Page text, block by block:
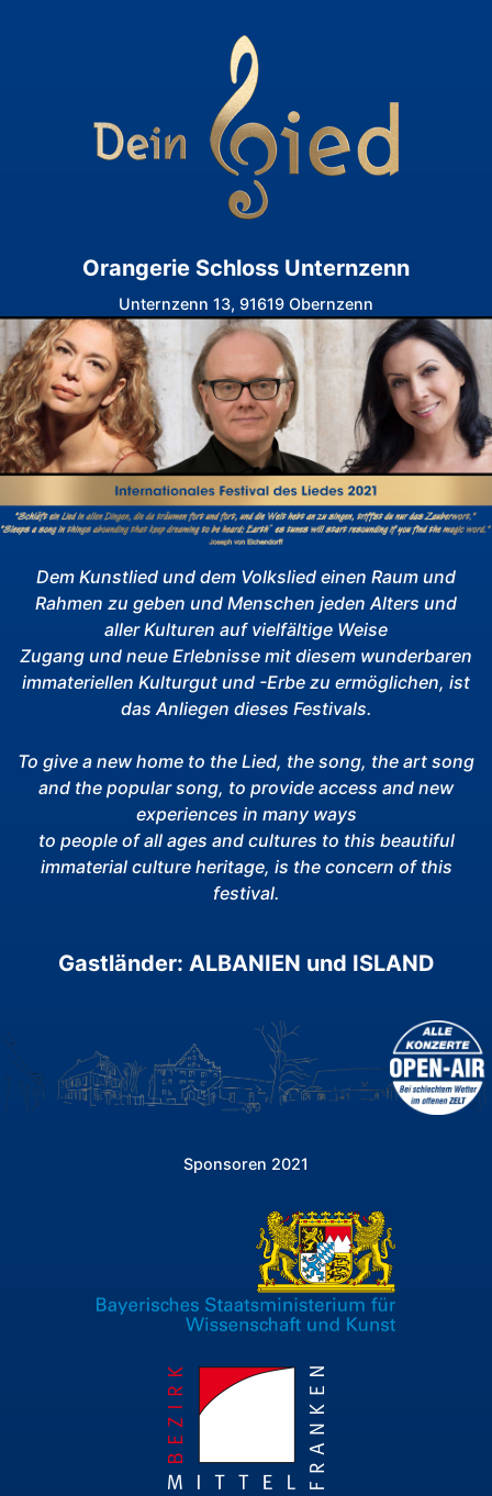
Orangerie Schloss Unternzenn
Unternzenn 13, 91619 Obernzenn
Dem Kunstlied und dem Volkslied einen Raum und
Rahmen zu geben und Menschen jeden Alters und
aller Kulturen auf vielfältige Weise
Zugang und neue Erlebnisse mit diesem wunderbaren
immateriellen Kulturgut und -Erbe zu ermöglichen, ist
das Anliegen dieses Festivals.
To give a new home to the Lied, the song, the art song
and the popular song, to provide access and new
experiences in many ways
to people of all ages and cultures to this beautiful
immaterial culture heritage, is the concern of this
festival.
Gastländer: ALBANIEN und ISLAND
Sponsoren 2021